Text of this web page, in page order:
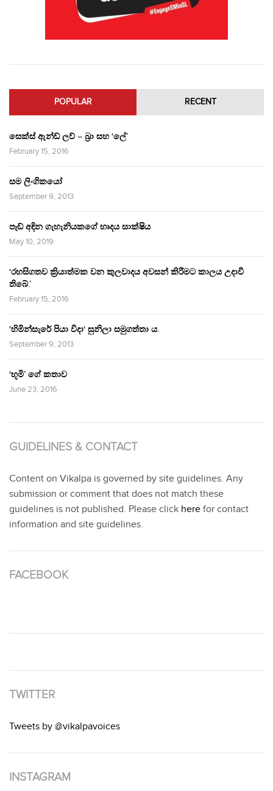
POPULAR RECENT
සෙක්ස් ඇන්ඩ් ලව් – බ්‍රා සහ ‘ලේ’
February 15, 2016
සම ලිංගිකයෝ
September 9, 2013
පෑඩ් අඳින ගැහැනියකගේ හෘදය සාක්ෂිය
May 10, 2019
‘රහසිගතව ක්‍රියාත්මක වන කුලවාදය අවසන් කිරීමට කාලය උදාවී
තිබේ.’
February 15, 2016
‘හිමින්සැරේ පියා විදා‘ සුනිලා සමුගත්තා ය.
September 9, 2013
‘භූමි’ ගේ කතාව
June 23, 2016
GUIDELINES & CONTACT
Content on Vikalpa is governed by site guidelines. Any
submission or comment that does not match these
guidelines is not published. Please click here for contact
information and site guidelines.
FACEBOOK
TWITTER
Tweets by @vikalpavoices
INSTAGRAM